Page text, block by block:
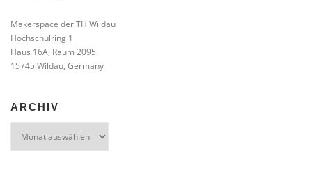
Makerspace der TH Wildau
Hochschulring 1
Haus 16A, Raum 2095
15745 Wildau, Germany
ARCHIV